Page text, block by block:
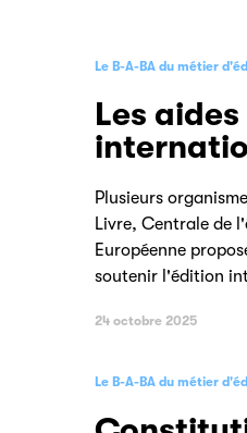
Le B-A-BA du métier
Les
Plusieurs
Livre, Centrale de
Européenne
soutenir l'édition
24 octobre 2025
Le B-A-BA du métier